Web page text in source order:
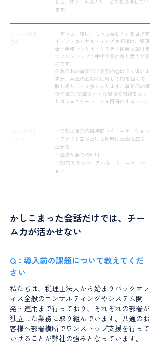
しと、ITツール導入サービスを提供してい
ます。
「ずっと一緒に、もっと楽しく」を目指す
イデア・コンサルティング京都様は、税理
士・業務コンサル・システム開発と運用ま
でワンストップで中小企業に寄り添う企業
様です。
それぞれの事業部で業務内容は全く違いま
すが、共通のお客様に対してPJを組んで
取り組むことが多くあります。事業部の垣
根や東京/京都といった場所の制約をなく
しコミュニケーションを円滑にすること。
・京都と東京の拠点間コミュニケーション
・ブラウザ立ち上げと同時にoasisも立ち
上がる
・週次朝会での利用
・PJ内でのカジュアルなコミュニケーシ
ョン
かしこまった会話だけでは、チー
ム力が活かせない
Q：導入前の課題について教えてくだ
さい
私たちは、税理士法人から始まりバックオフ
ィス全般のコンサルティングやシステム開
発・運用まで行っており、それぞれの部署が
独立した業務に取り組んでいます。共通のお
客様へ部署横断でワンストップ支援を行って
いけることが弊社の強みとなっています。